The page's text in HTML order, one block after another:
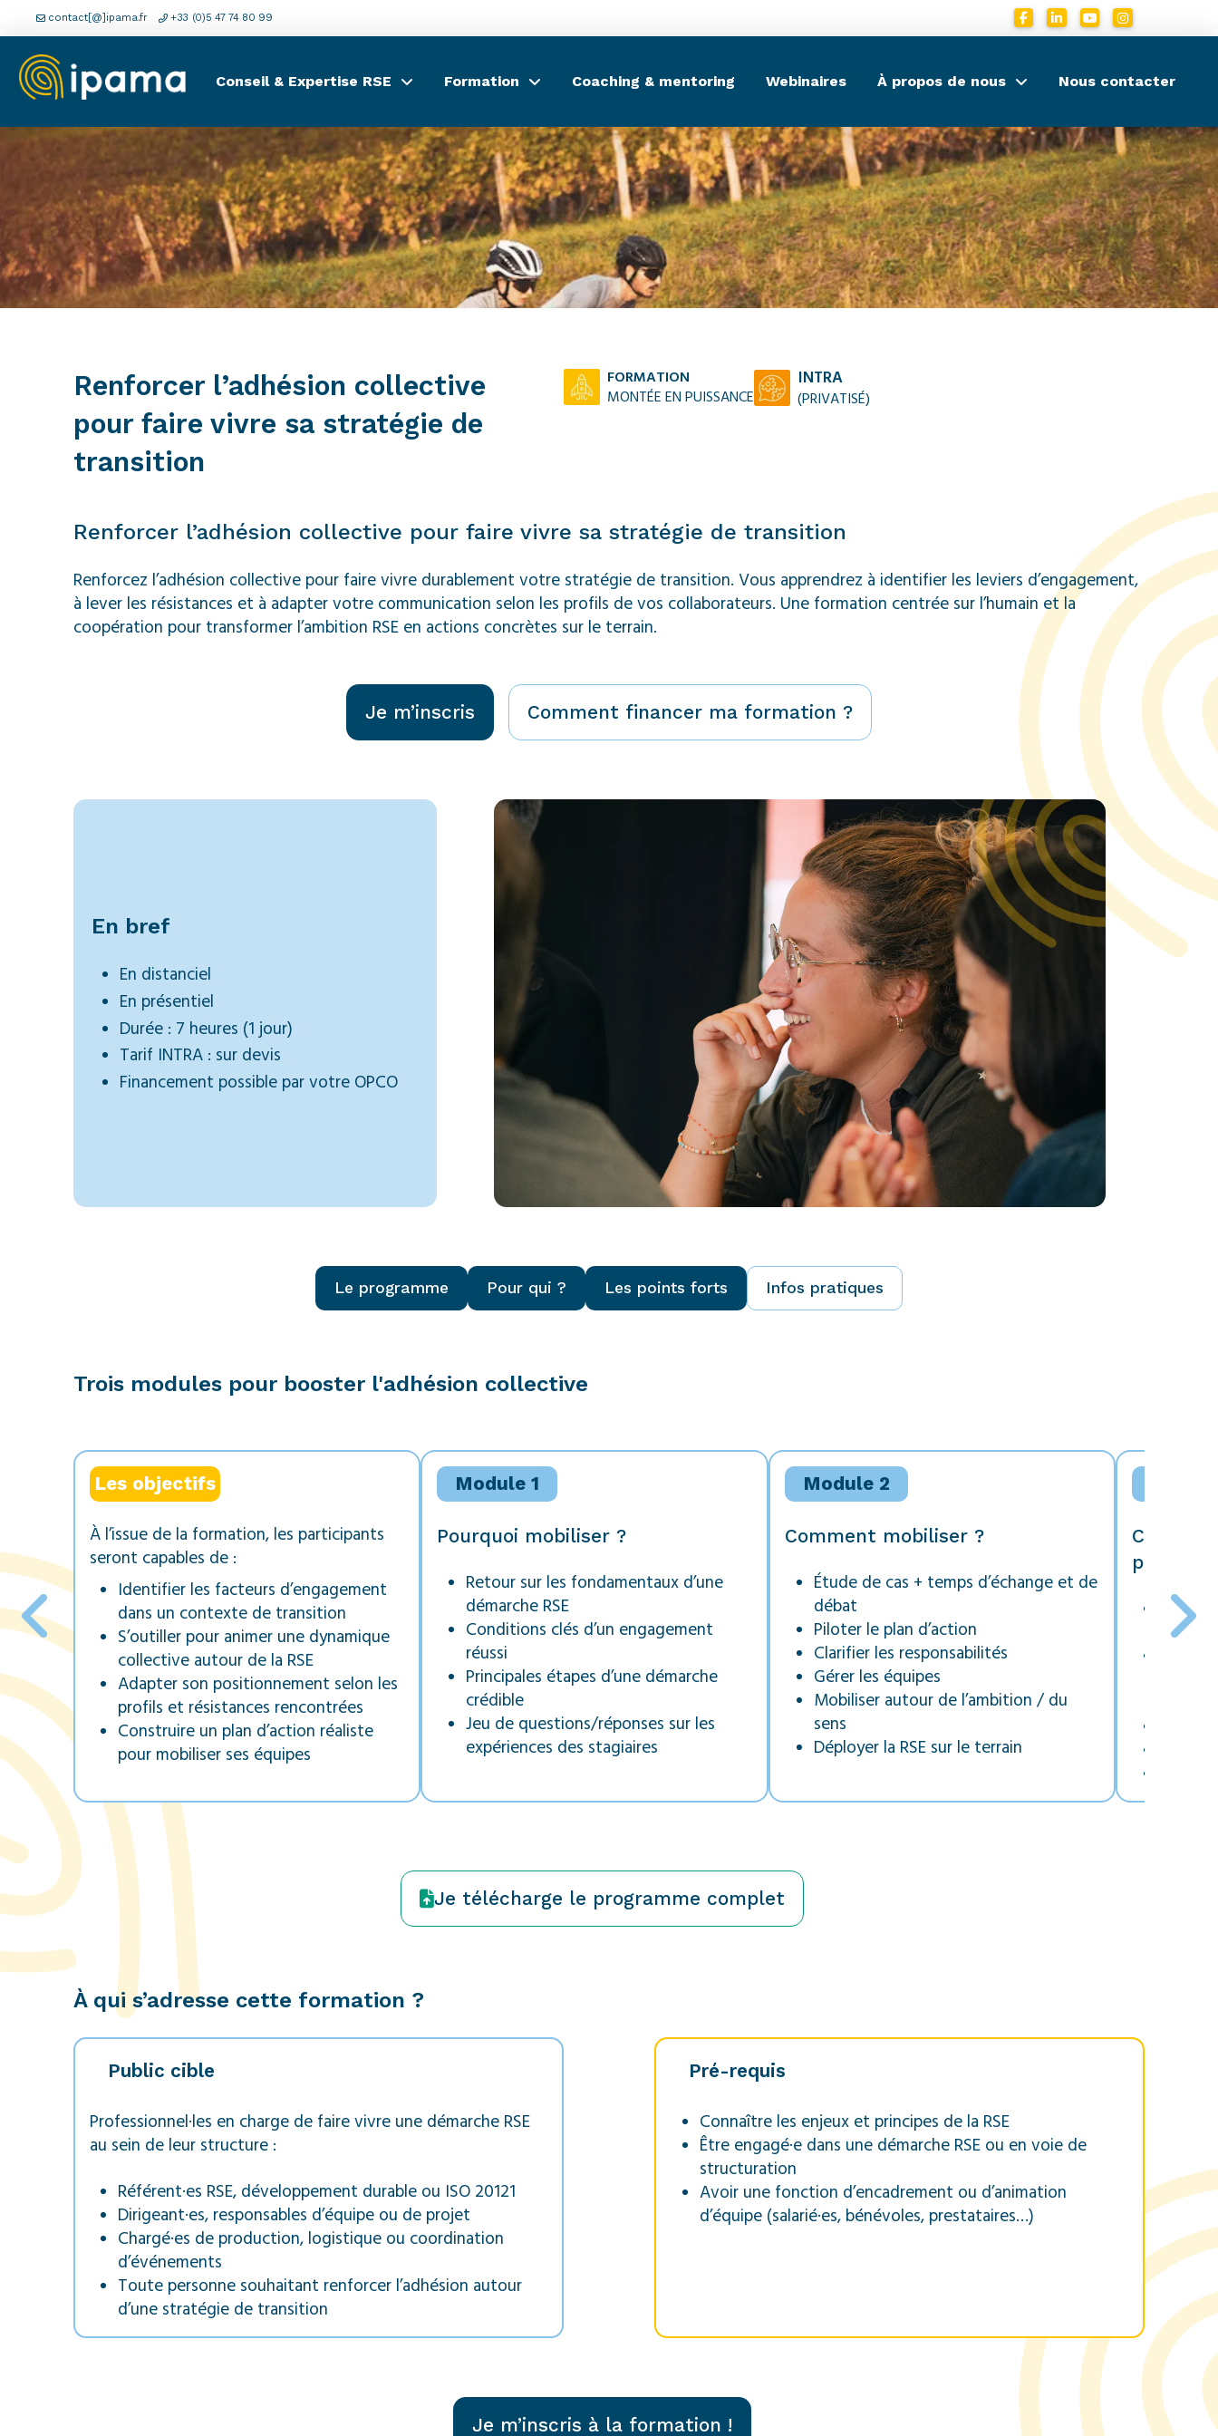
contact[@]ipama.fr +33 (0)5 47 74 80 99
Conseil & Expertise RSE Formation Coaching & mentoring Webinaires À propos de nous Nous contacter
Renforcer l’adhésion collective
pour faire vivre sa stratégie de
transition
FORMATION
MONTÉE EN PUISSANCE
INTRA
(PRIVATISÉ)
Renforcer l’adhésion collective pour faire vivre sa stratégie de transition
Renforcez l’adhésion collective pour faire vivre durablement votre stratégie de transition. Vous apprendrez à identifier les leviers d’engagement,
à lever les résistances et à adapter votre communication selon les profils de vos collaborateurs. Une formation centrée sur l’humain et la
coopération pour transformer l’ambition RSE en actions concrètes sur le terrain.
Je m’inscris Comment financer ma formation ?
En bref
En distanciel
En présentiel
Durée : 7 heures (1 jour)
Tarif INTRA : sur devis
Financement possible par votre OPCO
Le programme Pour qui ? Les points forts Infos pratiques
Trois modules pour booster l'adhésion collective
Les objectifs
À l’issue de la formation, les participants
seront capables de :
Identifier les facteurs d’engagement
dans un contexte de transition
S’outiller pour animer une dynamique
collective autour de la RSE
Adapter son positionnement selon les
profils et résistances rencontrées
Construire un plan d’action réaliste
pour mobiliser ses équipes
Module 1
Pourquoi mobiliser ?
Retour sur les fondamentaux d’une
démarche RSE
Conditions clés d’un engagement
réussi
Principales étapes d’une démarche
crédible
Jeu de questions/réponses sur les
expériences des stagiaires
Module 2
Comment mobiliser ?
Étude de cas + temps d’échange et de
débat
Piloter le plan d’action
Clarifier les responsabilités
Gérer les équipes
Mobiliser autour de l’ambition / du
sens
Déployer la RSE sur le terrain
pour
Je télécharge le programme complet
À qui s’adresse cette formation ?
Public cible
Professionnel·les en charge de faire vivre une démarche RSE
au sein de leur structure :
Référent·es RSE, développement durable ou ISO 20121
Dirigeant·es, responsables d’équipe ou de projet
Chargé·es de production, logistique ou coordination
d’événements
Toute personne souhaitant renforcer l’adhésion autour
d’une stratégie de transition
Pré-requis
Connaître les enjeux et principes de la RSE
Être engagé·e dans une démarche RSE ou en voie de
structuration
Avoir une fonction d’encadrement ou d’animation
d’équipe (salarié·es, bénévoles, prestataires…)
Je m’inscris à la formation !